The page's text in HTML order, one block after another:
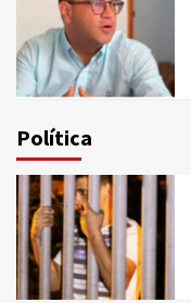
Política